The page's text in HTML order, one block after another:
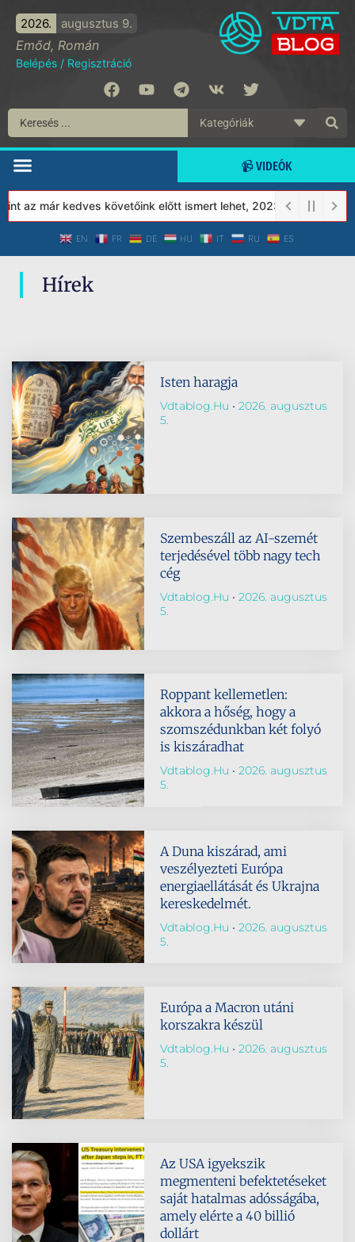
2026. augusztus 9.
Emőd, Román
Belépés / Regisztráció
📹 VIDEÓK
az már kedves követőink előtt ismert lehet, 2023-tól a Védett
EN FR DE HU IT RU ES
Hírek
Isten haragja
Vdtablog.hu
2026. augusztus
5.
Szembeszáll az AI-szemét
terjedésével több nagy tech
cég
Vdtablog.hu
2026. augusztus
5.
Roppant kellemetlen:
akkora a hőség, hogy a
szomszédunkban két folyó
is kiszáradhat
Vdtablog.hu
2026. augusztus
5.
A Duna kiszárad, ami
veszélyezteti Európa
energiaellátását és Ukrajna
kereskedelmét.
Vdtablog.hu
2026. augusztus
5.
Európa a Macron utáni
korszakra készül
Vdtablog.hu
2026. augusztus
5.
Az USA igyekszik
megmenteni befektetéseket
saját hatalmas adósságába,
amely elérte a 40 billió
dollárt